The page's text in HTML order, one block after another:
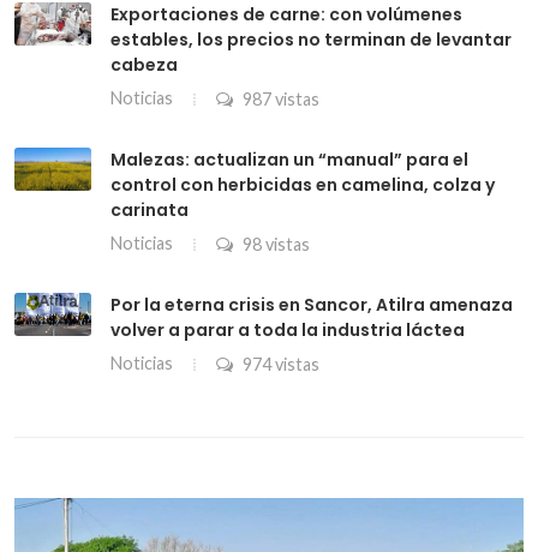
Exportaciones de carne: con volúmenes
estables, los precios no terminan de levantar
cabeza
Noticias 987 vistas
Malezas: actualizan un “manual” para el
control con herbicidas en camelina, colza y
carinata
Noticias 98 vistas
Por la eterna crisis en Sancor, Atilra amenaza
volver a parar a toda la industria láctea
Noticias 974 vistas